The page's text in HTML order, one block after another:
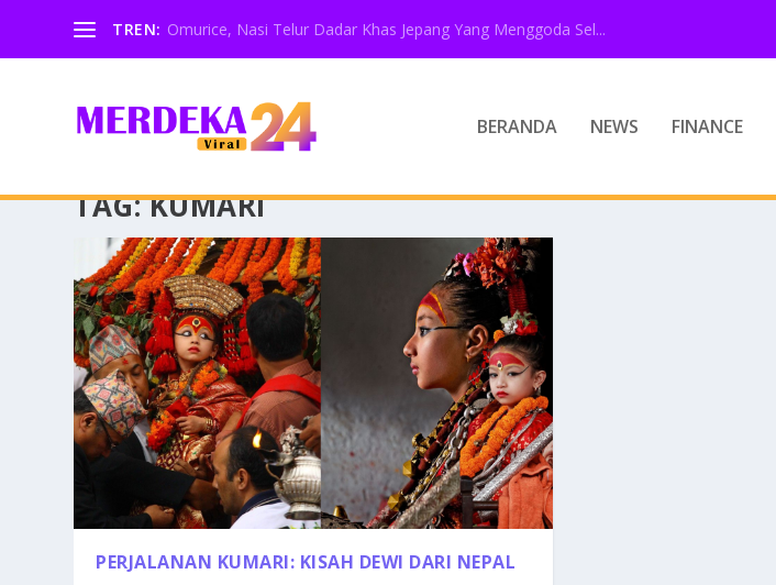
TREN: Omurice, Nasi Telur Dadar Khas Jepang Yang Menggoda Sel...
BERANDA NEWS FINANCE
TAG:KUMARI
PERJALANAN KUMARI: KISAH DEWI DARI NEPAL